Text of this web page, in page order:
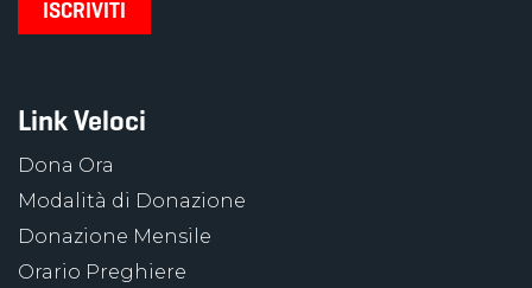
Link Veloci
Dona Ora
Modalità di Donazione
Donazione Mensile
Orario Preghiere